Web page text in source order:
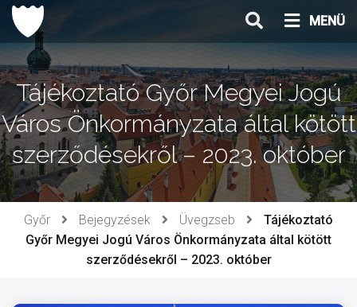
Ugrás
tartalomhoz
MENÜ
Tájékoztató Győr Megyei Jogú
Város Önkormányzata által kötött
szerződésekről – 2023. október
Győr Bejegyzések Üvegzseb
Tájékoztató
Győr Megyei Jogú Város Önkormányzata által kötött
szerződésekről – 2023. október